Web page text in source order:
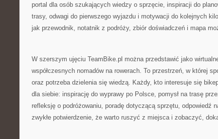
portal dla osób szukających wiedzy o sprzęcie, inspiracji do
trasy, odwagi do pierwszego wyjazdu i motywacji do kolejnych
jak przewodnik, notatnik z podróży, zbiór doświadczeń i mapa
W szerszym ujęciu TeamBike.pl można przedstawić jako
współczesnych nomadów na rowerach. To przestrzeń, w której
oraz potrzeba dzielenia się wiedzą. Każdy, kto interesuje się
dla siebie: inspirację do wyprawy po Polsce, pomysł na trasę
refleksję o podróżowaniu, poradę dotyczącą sprzętu, odpowiedź
zwykłe potwierdzenie, że warto ruszyć z miejsca i zobaczyć,